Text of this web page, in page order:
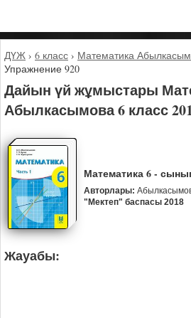
ДҮЖ › 6 класс › Математика
Упражнение 920
Дайын үй жұмыстары
Абылкасымова 6 класс
Математика 6 -
Авторлары:
"Мектеп" баспасы 2018
Жауабы: